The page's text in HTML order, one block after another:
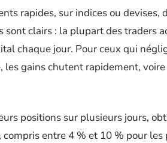
rapides, sur indices ou devises,
sont clairs : la plupart des traders
chaque jour. Pour ceux qui
les gains chutent rapidement,
positions sur plusieurs jours,
entre 4 % et 10 % pour